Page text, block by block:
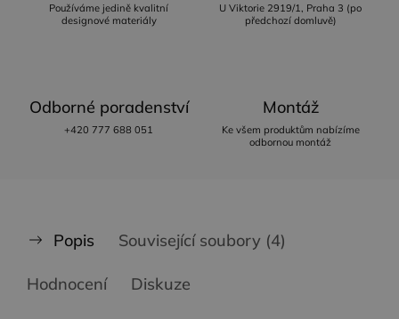
Používáme jedině kvalitní
designové materiály
U Viktorie 2919/1, Praha 3 (po
předchozí domluvě)
Odborné poradenství
+420 777 688 051
Montáž
Ke všem produktům nabízíme
odbornou montáž
Popis Související soubory (4)
Hodnocení Diskuze